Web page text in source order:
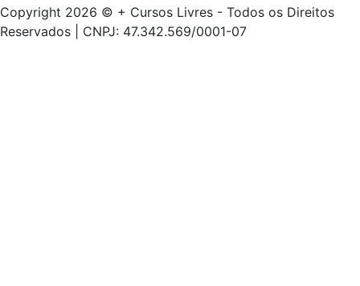
Copyright 2026 © + Cursos Livres - Todos os Direitos
Reservados | CNPJ: 47.342.569/0001-07